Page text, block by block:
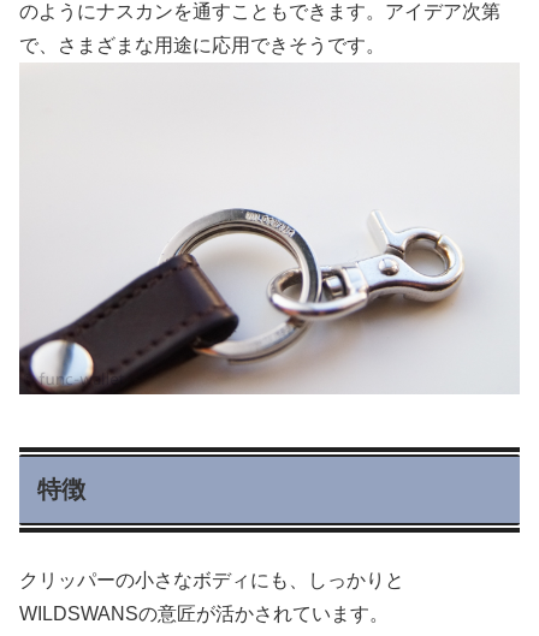
のようにナスカンを通すこともできます。アイデア次第
で、さまざまな用途に応用できそうです。
特徴
クリッパーの小さなボディにも、しっかりと
WILDSWANSの意匠が活かされています。